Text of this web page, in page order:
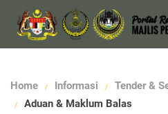
Home Informasi Tender &
Aduan & Maklum Balas